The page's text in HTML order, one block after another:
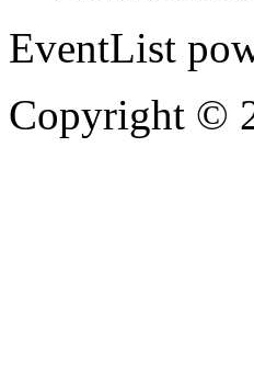
EventList
Copyright ©